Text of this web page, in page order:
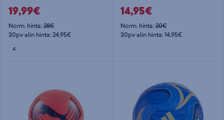
19,99€
Norm. hinta:28€
30pv alin hinta: 24,95€
4
14,95€
Norm. hinta:20€
30pv alin hinta: 14,95€